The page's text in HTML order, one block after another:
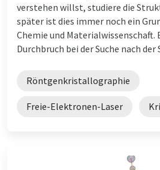
verstehen willst, studiere die
später ist dies immer noch ein
Chemie und Materialwissenschaft.
Durchbruch bei der Suche nach der
Röntgenkristallographie
Freie-Elektronen-Laser